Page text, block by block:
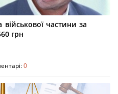
частини за
грн
0